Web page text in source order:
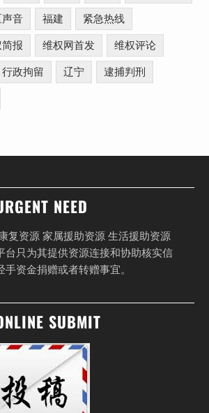
音 福建 紧急热线
报 维权网首发 维权评论
行政拘留 辽宁 逮捕判刑
NEED
复资源 家属援助资源 生活援助资源
台只为其提供资源连接和协助核实信
资金捐赠或者转赠事宜。
SUBMIT